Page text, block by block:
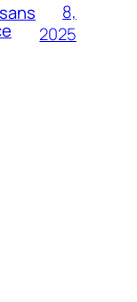
8,
2025